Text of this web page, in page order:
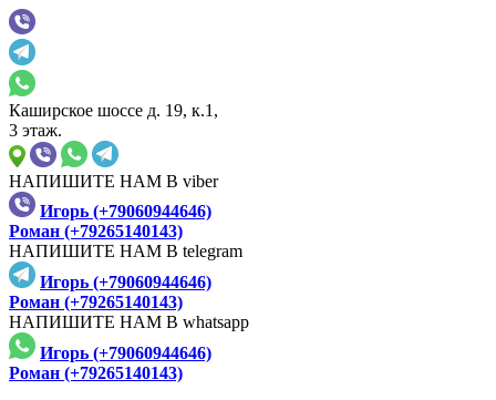
Каширское шоссе д. 19, к.1,
3 этаж.
НАПИШИТЕ НАМ В viber
Игорь (+79060944646)
Роман (+79265140143)
НАПИШИТЕ НАМ В telegram
Игорь (+79060944646)
Роман (+79265140143)
НАПИШИТЕ НАМ В whatsapp
Игорь (+79060944646)
Роман (+79265140143)